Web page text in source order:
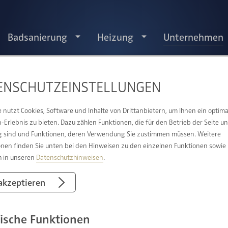
nutzt Cookies, Software und Inhalte von Drittanbietern, um Ihnen ein
Erlebnis zu bieten. Dazu zählen Funktionen, die für den Betrieb der Seite
sind und Funktionen, deren Verwendung Sie zustimmen müssen. Weitere
finden Sie unten bei den Hinweisen zu den einzelnen Funktionen sowie
in unseren Datenschutzhinweisen.
Funktionen
Badsanierung Heizung Unternehmen
UNSERE AUSZEICHNUNGEN.